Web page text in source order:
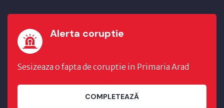
Alerta coruptie
Sesizeaza o fapta de coruptie in Primaria Arad
COMPLETEAZĂ